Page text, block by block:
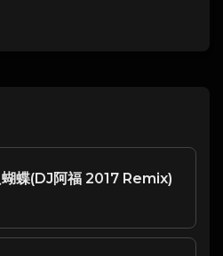
蝴蝶(DJ阿福 2017 Remix)